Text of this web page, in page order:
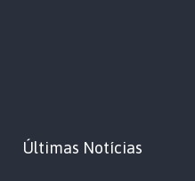
Últimas Notícias